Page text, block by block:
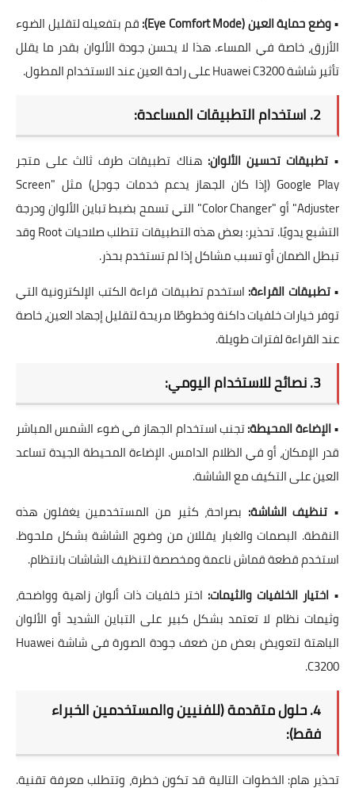
•وضع حماية العين (Eye Comfort Mode):
قم بتفعيله لتقليل الضوء
الأزرق، خاصة في المساء. هذا لا يحسن جودة الألوان بقدر ما يقلل
تأثير شاشة Huawei C3200 على راحة العين عند الاستخدام المطول
.
2. استخدام التطبيقات المساعدة:
•تطبيقات تحسين الألوان: هناك تطبيقات طرف ثالث على متجر
Google Play (إذا كان الجهاز يدعم خدمات جوجل) مثل "Screen
Adjuster" أو "Color Changer" التي تسمح بضبط
تباين الألوانودرجة
التشبع يدويًا.تحذير:
بعض هذه التطبيقات تتطلب صلاحيات Root وقد
تبطل الضمان أو تسبب مشاكل إذا لم تستخدم بحذر.
•تطبيقات القراءة: استخدم تطبيقات قراءة الكتب الإلكترونية التي
توفر خيارات خلفيات داكنة وخطوطًا مريحة لتقليل إجهاد العين، خاصة
عند القراءة لفترات طويلة.
3. نصائح للاستخدام اليومي:
•الإضاءة المحيطة:تجنب استخدام الجهاز في ضوء الشمس المباشر
قدر الإمكان، أو في الظلام الدامس. الإضاءة المحيطة الجيدة تساعد
العين على التكيف مع الشاشة.
• تنظيف الشاشة: بصراحة، كثير من المستخدمين يغفلون هذه
النقطة. البصمات والغبار يقللان من وضوح الشاشة بشكل ملحوظ.
استخدم قطعة قماش ناعمة ومخصصة لتنظيف الشاشات بانتظام.
• اختيار الخلفيات والثيمات: اختر خلفيات ذات ألوان زاهية وواضحة،
وثيمات نظام لا تعتمد بشكل كبير على التباين الشديد أو الألوان
الباهتة لتعويض بعض من
ضعف جودة الصورة في شاشة Huawei
C3200
.
4. حلول متقدمة (للفنيين والمستخدمين الخبراء
فقط):
تحذير هام: الخطوات التالية قد تكون خطرة، وتتطلب معرفة تقنية.